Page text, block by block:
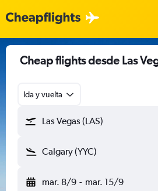
Cheap flights desde Las
Ida y vuelta
Las Vegas (LAS)
Calgary (YYC)
mar. 8/9 - mar. 15/9